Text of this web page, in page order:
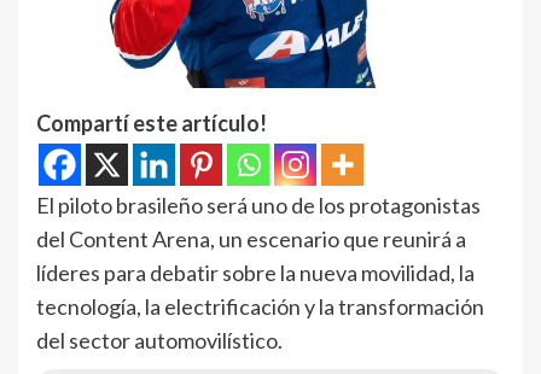
Compartí este artículo!
El piloto brasileño será uno de los protagonistas
del Content Arena, un escenario que reunirá a
líderes para debatir sobre la nueva movilidad, la
tecnología, la electrificación y la transformación
del sector automovilístico.